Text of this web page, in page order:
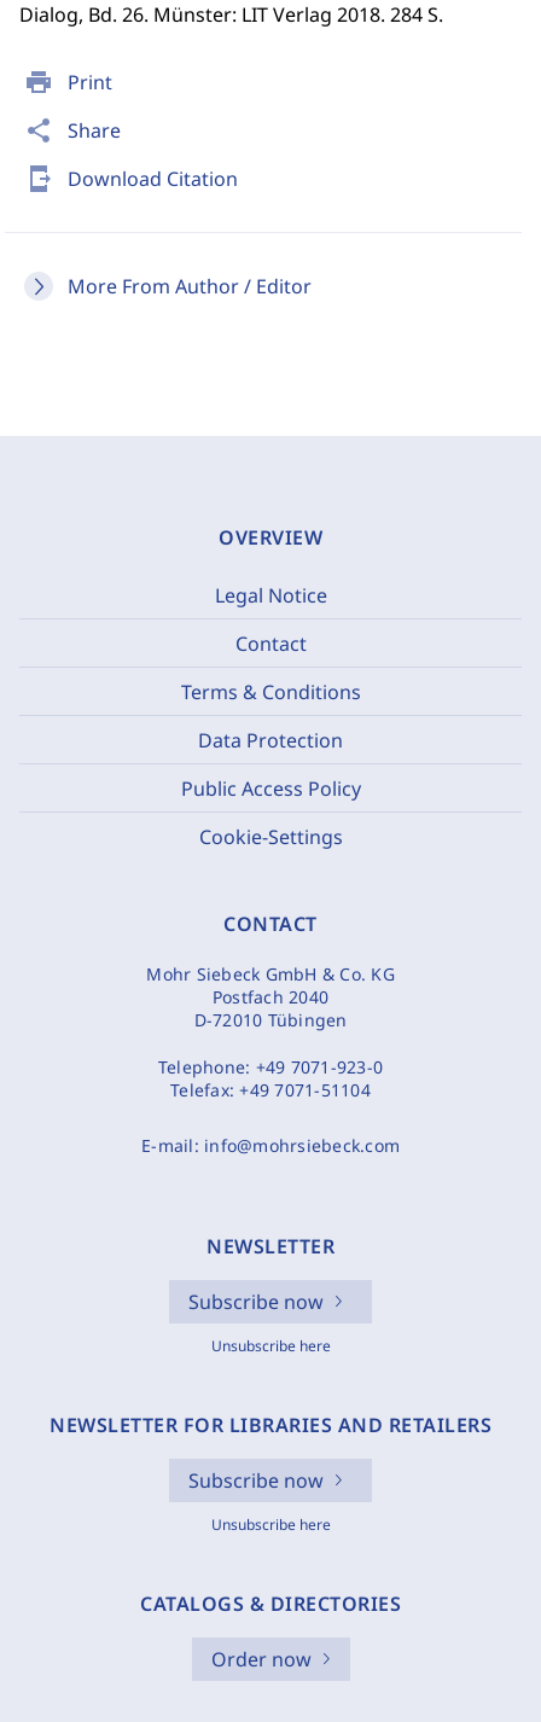
print Print
share Share
send_to_mobile Download Citation
More From Author / Editor
Dialog, Bd. 26. Münster: LIT Verlag 2018. 284 S.
OVERVIEW
Legal Notice
Contact
Terms & Conditions
Data Protection
Public Access Policy
Cookie-Settings
CONTACT
Mohr Siebeck GmbH & Co. KG
Postfach 2040
D-72010 Tübingen
Telephone: +49 7071-923-0
Telefax:+49 7071-51104
E-mail: info@mohrsiebeck.com
NEWSLETTER
Subscribe now
Unsubscribe here
NEWSLETTER FOR LIBRARIES AND RETAILERS
Subscribe now
Unsubscribe here
CATALOGS & DIRECTORIES
Order now